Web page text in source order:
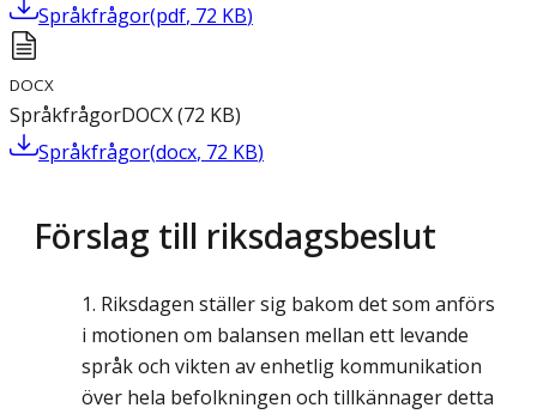
Språkfrågor(pdf, 72 KB)
DOCX
SpråkfrågorDOCX(72 KB)
Språkfrågor(docx, 72 KB)
Förslag till riksdagsbeslut
Riksdagen ställer sig bakom det som anförs
i motionen om balansen mellan ett levande
språk och vikten av enhetlig kommunikation
över hela befolkningen och tillkännager detta